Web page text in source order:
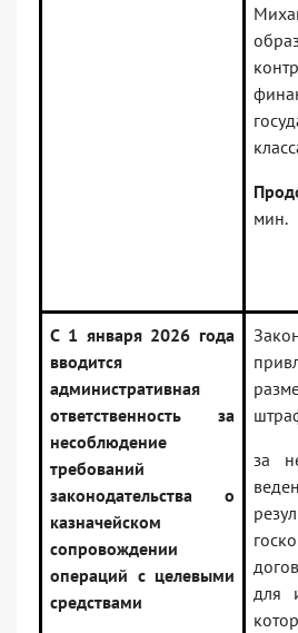
мин.
С 1 января 2026 года
вводится
административная
ответственность за
несоблюдение
требований
законодательства о
казначейском
сопровождении
операций с целевыми
средствами
за
для